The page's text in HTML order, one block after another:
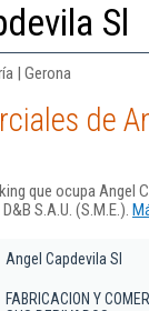
Sl
| Gerona
de
que ocupa Angel
S.A.U. (S.M.E.).
Angel Capdevila Sl
FABRICACION Y